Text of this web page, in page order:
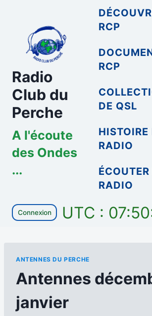
contenu
Radio
Club du
Perche
A l'écoute
des Ondes
...
RCP
RCP
DE QSL
HISTOIRE
RADIO
RADIO
Connexion UTC :
ANTENNES DU PERCHE
Antennes
janvier